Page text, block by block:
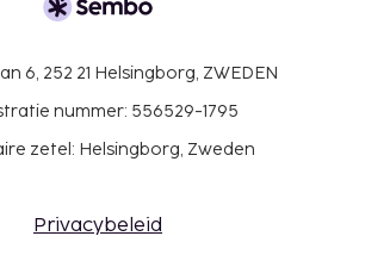
6, 252 21 Helsingborg, ZWEDEN
nummer: 556529-1795
zetel: Helsingborg, Zweden
Privacybeleid